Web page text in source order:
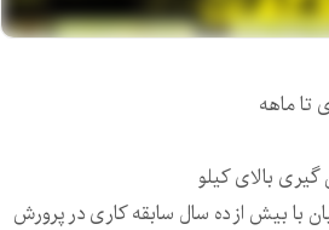
ماهه
بالای کیلو
با بیش از ده سال سابقه کاری در پرورش